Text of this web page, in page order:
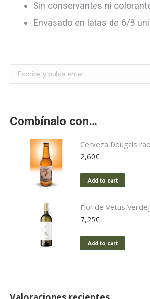
Sin conservantes ni
Envasado en latas de 6/8
Buscar:
Combínalo con…
Cerveza Dougals
2,60€
Add to cart
Flor de Vetus
7,25€
Add to cart